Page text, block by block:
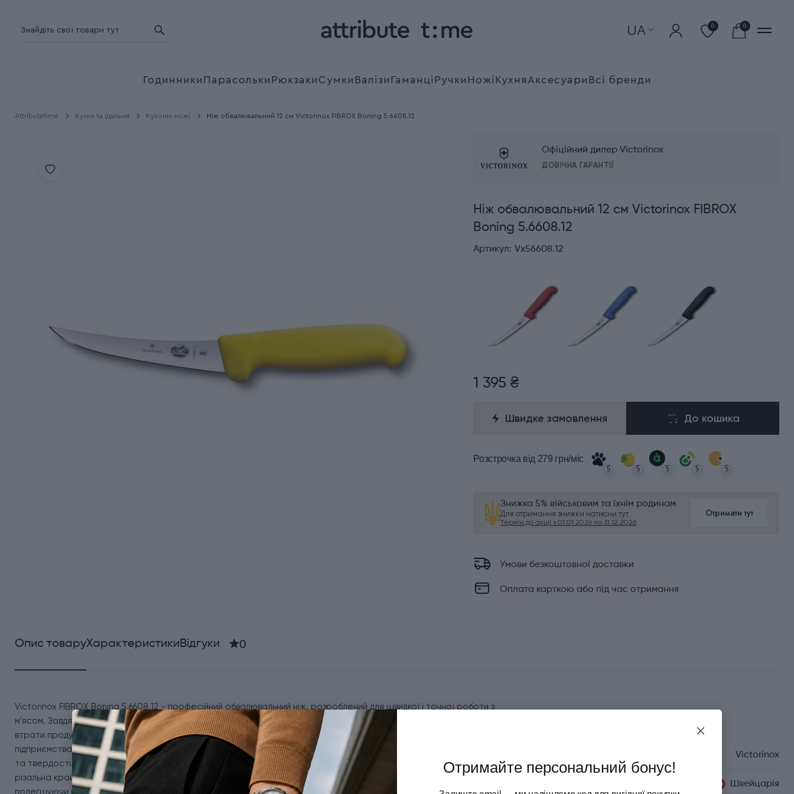
UA 0 0
Годинники Парасольки Рюкзаки Сумки Валізи Гаманці Ручки Ножі Кухня Аксесуари Всі бренди
Attributetime Кухня та їдальня Кухонні ножі Ніж обвалювальний 12 см Victorinox FIBROX Boning 5.6608.12
Офіційний дилер Victorinox
ДОВІЧНА ГАРАНТІЇ
Ніж обвалювальний 12 см Victorinox FIBROX
Boning 5.6608.12
Артикул: Vx56608.12
1 395 ₴
Швидке замовлення До кошика
Розстрочка від 279 грн/міс
5 5 5 5 5
Знижка 5% військовим та їхнім родинам
Для отримання знижки натисни тут
Термін дії акції з 01.01.2026 по 31.12.2026
Отримати тут
Умови безкоштовної доставки
Оплата карткою або під час отримання
Опис товаруХарактеристикиВідгуки 0
Victorinox FIBROX Boning 5.6608.12 - професійний обвалювальний ніж, розроблений для швидкої і точної роботи з
м'ясом. Завдяки вигнутому вузькому лезу довжиною 12 см, він забезпечує легке відділення м'яса від кістки, мінімізуючи
втрати продукту. Ця модель ідеально підходить для використання в м'ясопереробних цехах, на виробничих
підприємствах і професійних кухнях. Лезо з міцної мартенситної неіржавної сталі, має оптимальний баланс гнучкості
та твердості. Воно довго зберігає гостроту заточки, стійке до корозії і витримує інтенсивну експлуатацію. Гладка
різальна крайка дає змогу робити чисті й акуратні зрізи, а рифлена бічна поверхня знижує опір під час роботи,
полегшуючи процес обробки. На клинку нанесено лазерне гравіювання з логотипом Victorinox, серійним номером і
Victorinox
Швейцарія
Отримайте персональний бонус!